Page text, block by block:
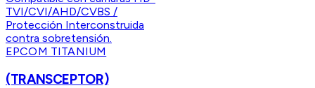
EPCOM TITANIUM
(TRANSCEPTOR)